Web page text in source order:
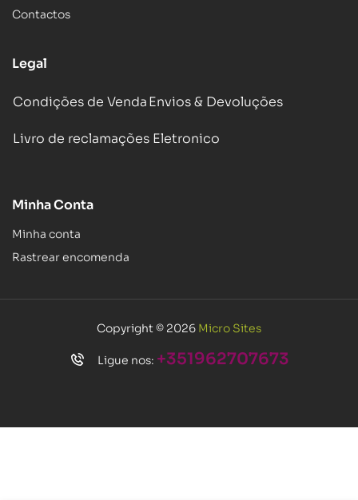
Contactos
Legal
Condições de VendaEnvios & Devoluções
Livro de reclamações Eletronico
Minha Conta
Minha conta
Rastrear encomenda
Copyright © 2026 Micro Sites
Ligue nos: +351962707673